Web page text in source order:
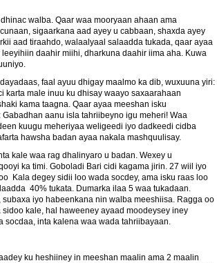
walba. Qaar waa mooryaan ahaan ama
sigaarkana aad ayey u cabbaan, shaxda ayey
aad tiraahdo, walaalyaal salaadda tukada, qaar ayaa
daahir miihi, dharkuna daahir iima aha. Kuwa
faal ayuu dhigay maalmo ka dib, wuxuuna yiri:
male inuu ku dhisay waayo saxaarahaan
kama taagna. Qaar ayaa meeshan isku
aanu isla tahriibeyno igu meheri! Waa
kuugu meheriyaa weligeedi iyo dadkeedi cidba
hawsha badan ayaa nakala mashquulisay.
kale waa rag dhalinyaro u badan. Wexey u
ka timi. Goboladi Bari cidi kagama jirin. 27 wiil iyo
Kala degey sidii loo wada socdey, ama isku raas loo
40% tukata. Dumarka ilaa 5 waa tukadaan.
iyo habeenkana nin walba meeshiisa. Ragga oo
kale, hal haweeney ayaad moodeysey iney
socdaa, inta kalena waa wada tahriibayaan.
ku heshiiney in meeshan maalin ama 2 maalin